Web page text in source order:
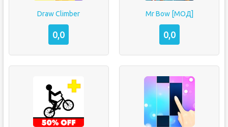
Draw Climber
0,0
Mr Bow [МОД]
0,0